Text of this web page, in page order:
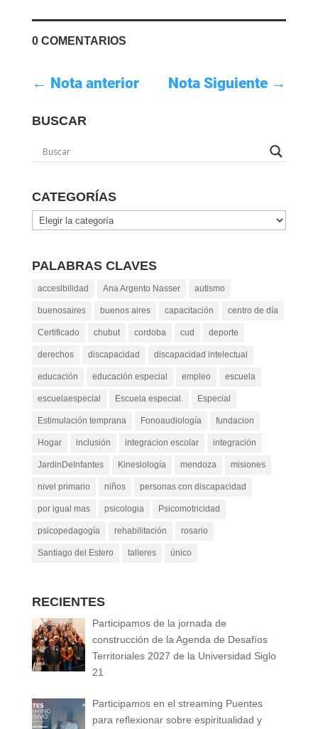
0 COMENTARIOS
← Nota anterior Nota Siguiente →
BUSCAR
CATEGORÍAS
Categorías
PALABRAS CLAVES
accesibilidad Ana Argento Nasser autismo
buenosaires buenos aires capacitación centro de día
Certificado chubut cordoba cud deporte
derechos discapacidad discapacidad intelectual
educación educación especial empleo escuela
escuelaespecial Escuela especial. Especial
Estimulación temprana Fonoaudiología fundacion
Hogar inclusión integracion escolar integración
JardinDeInfantes Kinesiología mendoza misiones
nivel primario niños personas con discapacidad
por igual mas psicologia Psicomotricidad
psicopedagogía rehabilitación rosario
Santiago del Estero talleres único
RECIENTES
Participamos de la jornada de
construcción de la Agenda de Desafíos
Territoriales 2027 de la Universidad Siglo
21
Participamos en el streaming Puentes
para reflexionar sobre espiritualidad y